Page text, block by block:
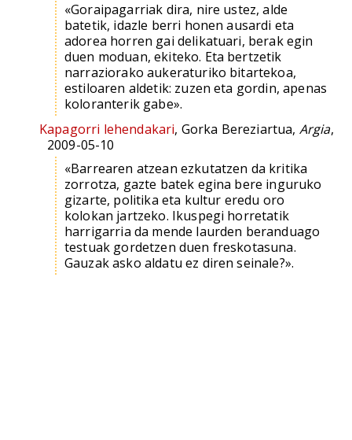
«Goraipagarriak dira, nire ustez, alde
batetik, idazle berri honen ausardi eta
adorea horren gai delikatuari, berak egin
duen moduan, ekiteko. Eta bertzetik
narraziorako aukeraturiko bitartekoa,
estiloaren aldetik: zuzen eta gordin, apenas
koloranterik gabe».
Kapagorri lehendakari, Gorka Bereziartua, Argia,
2009-05-10
«Barrearen atzean ezkutatzen da kritika
zorrotza, gazte batek egina bere inguruko
gizarte, politika eta kultur eredu oro
kolokan jartzeko. Ikuspegi horretatik
harrigarria da mende laurden beranduago
testuak gordetzen duen freskotasuna.
Gauzak asko aldatu ez diren seinale?».